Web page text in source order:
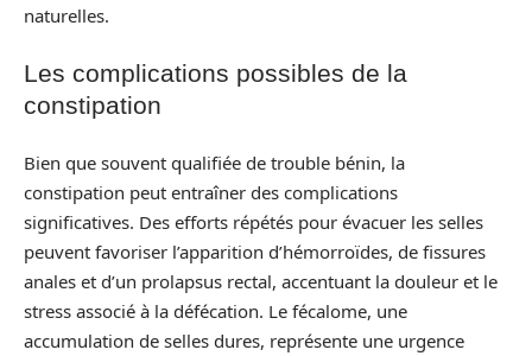
naturelles.
Les complications possibles de la
constipation
Bien que souvent qualifiée de trouble bénin, la
constipation peut entraîner des complications
significatives. Des efforts répétés pour évacuer les selles
peuvent favoriser l’apparition d’hémorroïdes, de fissures
anales et d’un prolapsus rectal, accentuant la douleur et le
stress associé à la défécation. Le fécalome, une
accumulation de selles dures, représente une urgence